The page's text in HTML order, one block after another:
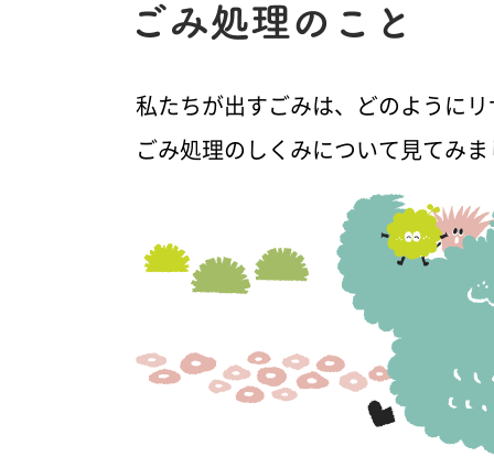
私たちが出すごみは、どのように
ごみ処理のしくみについて見てみ